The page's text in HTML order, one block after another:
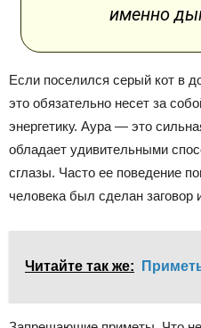
именно
Если поселился серый кот в
это обязательно несет за
энергетику. Аура — это
обладает удивительными
сглазы. Часто ее поведение
человека был сделан заговор
Читайте так же: